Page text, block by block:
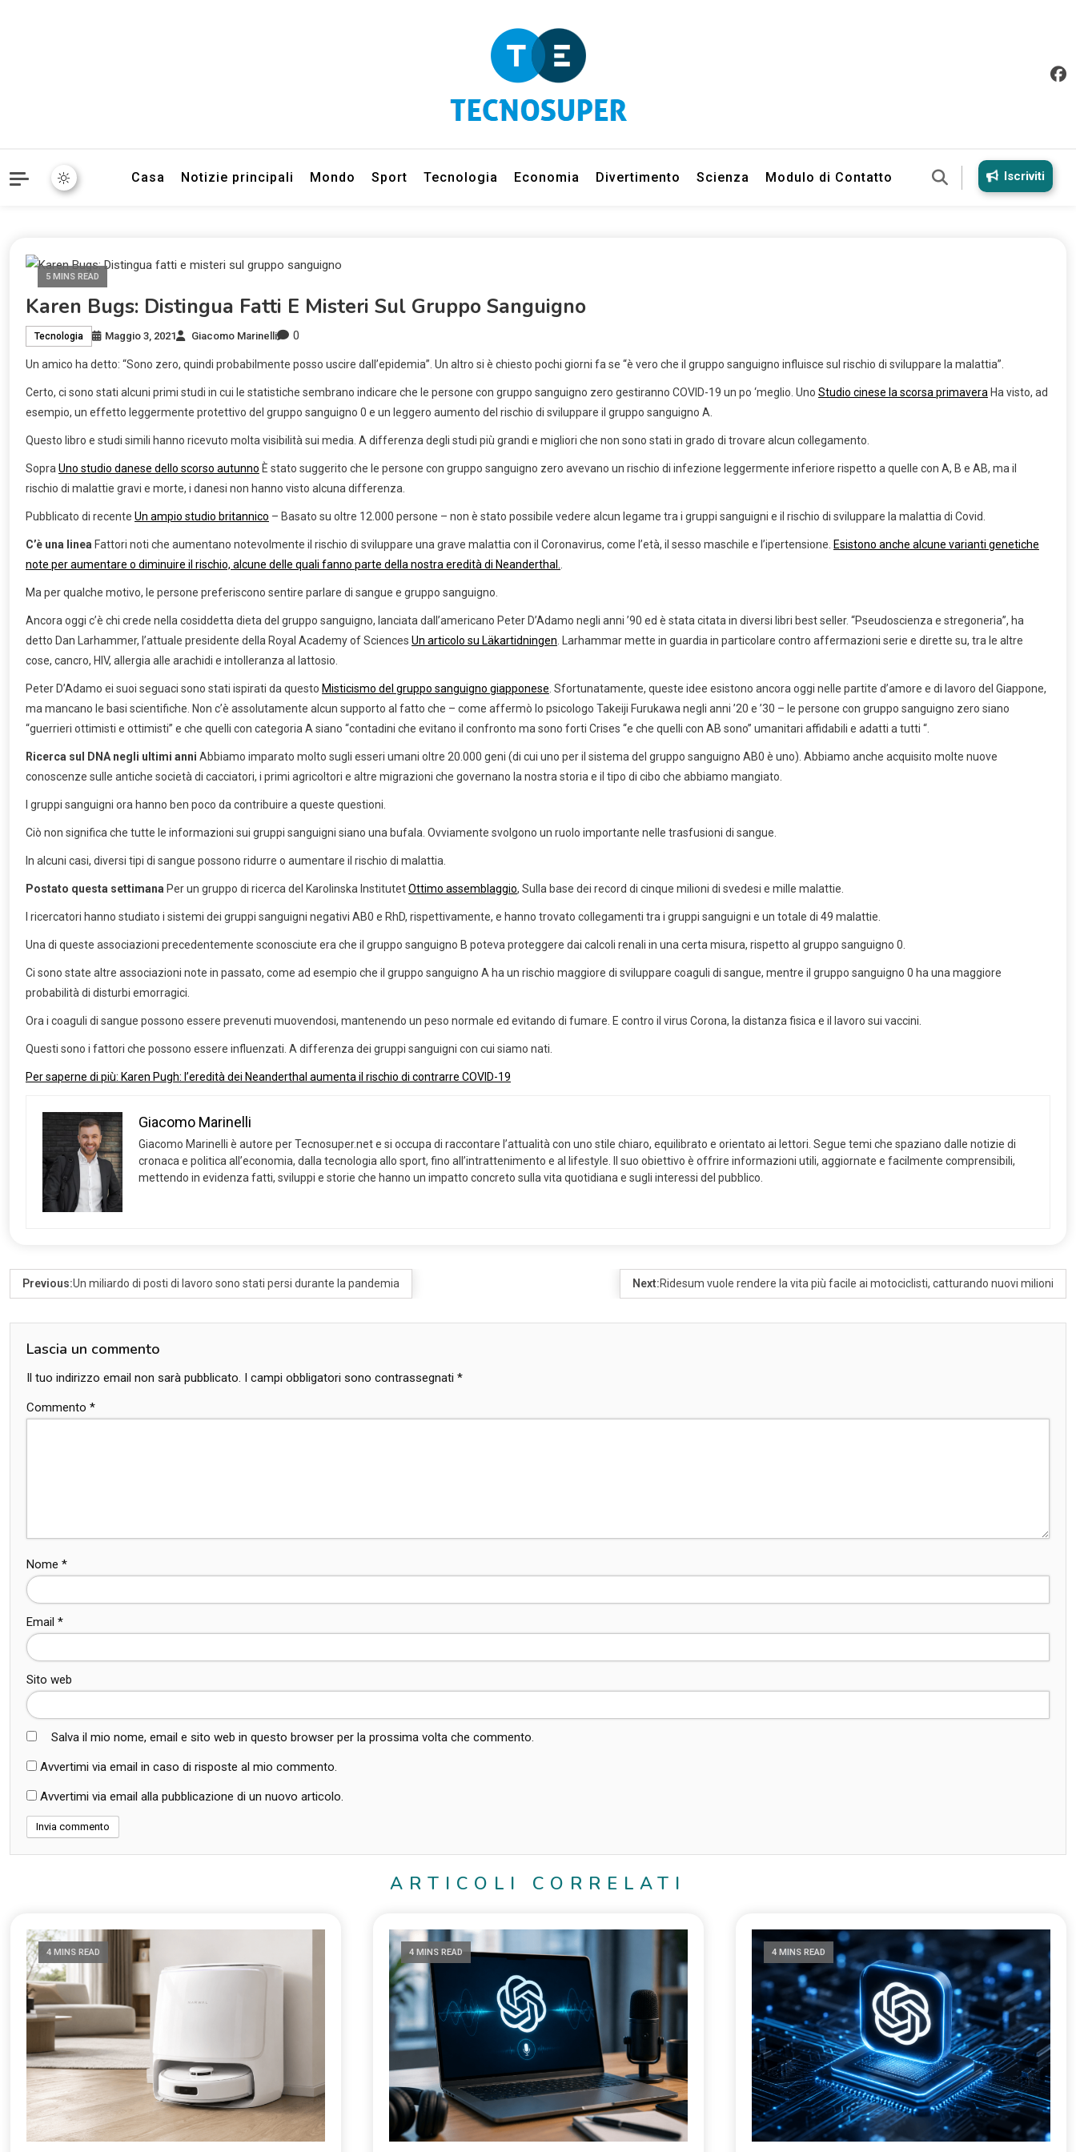
Casa Notizie principali Mondo Sport Tecnologia Economia Divertimento Scienza Modulo di Contatto Iscriviti
5 MINS READ
Karen Bugs: Distingua Fatti E Misteri Sul Gruppo Sanguigno
Tecnologia Maggio 3, 2021 Giacomo Marinelli 0
Un amico ha detto: “Sono zero, quindi probabilmente posso uscire dall’epidemia”. Un altro si è chiesto pochi giorni fa se “è vero che il gruppo sanguigno influisce sul rischio di sviluppare la malattia”.
Certo, ci sono stati alcuni primi studi in cui le statistiche sembrano indicare che le persone con gruppo sanguigno zero gestiranno COVID-19 un po ‘meglio. Uno Studio cinese la scorsa primavera Ha visto, ad
esempio, un effetto leggermente protettivo del gruppo sanguigno 0 e un leggero aumento del rischio di sviluppare il gruppo sanguigno A.
Questo libro e studi simili hanno ricevuto molta visibilità sui media. A differenza degli studi più grandi e migliori che non sono stati in grado di trovare alcun collegamento.
SopraUno studio danese dello scorso autunno È stato suggerito che le persone con gruppo sanguigno zero avevano un rischio di infezione leggermente inferiore rispetto a quelle con A, B e AB, ma il
rischio di malattie gravi e morte, i danesi non hanno visto alcuna differenza.
Pubblicato di recente Un ampio studio britannico – Basato su oltre 12.000 persone – non è stato possibile vedere alcun legame tra i gruppi sanguigni e il rischio di sviluppare la malattia di Covid.
C’è una linea Fattori noti che aumentano notevolmente il rischio di sviluppare una grave malattia con il Coronavirus, come l’età, il sesso maschile e l’ipertensione. Esistono anche alcune varianti genetiche
note per aumentare o diminuire il rischio, alcune delle quali fanno parte della nostra eredità di Neanderthal..
Ma per qualche motivo, le persone preferiscono sentire parlare di sangue e gruppo sanguigno.
Ancora oggi c’è chi crede nella cosiddetta dieta del gruppo sanguigno, lanciata dall’americano Peter D’Adamo negli anni ’90 ed è stata citata in diversi libri best seller. “Pseudoscienza e stregoneria”, ha
detto Dan Larhammer, l’attuale presidente della Royal Academy of Sciences Un articolo su Läkartidningen. Larhammar mette in guardia in particolare contro affermazioni serie e dirette su, tra le altre
cose, cancro, HIV, allergia alle arachidi e intolleranza al lattosio.
Peter D’Adamo ei suoi seguaci sono stati ispirati da questo Misticismo del gruppo sanguigno giapponese. Sfortunatamente, queste idee esistono ancora oggi nelle partite d’amore e di lavoro del Giappone,
ma mancano le basi scientifiche. Non c’è assolutamente alcun supporto al fatto che – come affermò lo psicologo Takeiji Furukawa negli anni ’20 e ’30 – le persone con gruppo sanguigno zero siano
“guerrieri ottimisti e ottimisti” e che quelli con categoria A siano “contadini che evitano il confronto ma sono forti Crises “e che quelli con AB sono” umanitari affidabili e adatti a tutti “.
Ricerca sul DNA negli ultimi anni Abbiamo imparato molto sugli esseri umani oltre 20.000 geni (di cui uno per il sistema del gruppo sanguigno AB0 è uno). Abbiamo anche acquisito molte nuove
conoscenze sulle antiche società di cacciatori, i primi agricoltori e altre migrazioni che governano la nostra storia e il tipo di cibo che abbiamo mangiato.
I gruppi sanguigni ora hanno ben poco da contribuire a queste questioni.
Ciò non significa che tutte le informazioni sui gruppi sanguigni siano una bufala. Ovviamente svolgono un ruolo importante nelle trasfusioni di sangue.
In alcuni casi, diversi tipi di sangue possono ridurre o aumentare il rischio di malattia.
Postato questa settimana Per un gruppo di ricerca del Karolinska InstitutetOttimo assemblaggio, Sulla base dei record di cinque milioni di svedesi e mille malattie.
I ricercatori hanno studiato i sistemi dei gruppi sanguigni negativi AB0 e RhD, rispettivamente, e hanno trovato collegamenti tra i gruppi sanguigni e un totale di 49 malattie.
Una di queste associazioni precedentemente sconosciute era che il gruppo sanguigno B poteva proteggere dai calcoli renali in una certa misura, rispetto al gruppo sanguigno 0.
Ci sono state altre associazioni note in passato, come ad esempio che il gruppo sanguigno A ha un rischio maggiore di sviluppare coaguli di sangue, mentre il gruppo sanguigno 0 ha una maggiore
probabilità di disturbi emorragici.
Ora i coaguli di sangue possono essere prevenuti muovendosi, mantenendo un peso normale ed evitando di fumare. E contro il virus Corona, la distanza fisica e il lavoro sui vaccini.
Questi sono i fattori che possono essere influenzati. A differenza dei gruppi sanguigni con cui siamo nati.
Per saperne di più: Karen Pugh: l’eredità dei Neanderthal aumenta il rischio di contrarre COVID-19
Giacomo Marinelli
Giacomo Marinelli è autore per Tecnosuper.net e si occupa di raccontare l’attualità con uno stile chiaro, equilibrato e orientato ai lettori. Segue temi che spaziano dalle notizie di
cronaca e politica all’economia, dalla tecnologia allo sport, fino all’intrattenimento e al lifestyle. Il suo obiettivo è offrire informazioni utili, aggiornate e facilmente comprensibili,
mettendo in evidenza fatti, sviluppi e storie che hanno un impatto concreto sulla vita quotidiana e sugli interessi del pubblico.
Previous:Un miliardo di posti di lavoro sono stati persi durante la pandemia Next:Ridesum vuole rendere la vita più facile ai motociclisti, catturando nuovi milioni
Lascia un commento
Il tuo indirizzo email non sarà pubblicato. I campi obbligatori sono contrassegnati *
Commento *
Nome *
Email *
Sito web
Salva il mio nome, email e sito web in questo browser per la prossima volta che commento.
Avvertimi via email in caso di risposte al mio commento.
Avvertimi via email alla pubblicazione di un nuovo articolo.
ARTICOLI CORRELATI
4 MINS READ 4 MINS READ 4 MINS READ